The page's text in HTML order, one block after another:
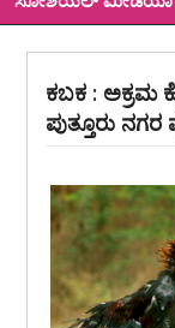
ಕಬಕ : ಅಕ್ರಮ
ಪುತ್ತೂರು